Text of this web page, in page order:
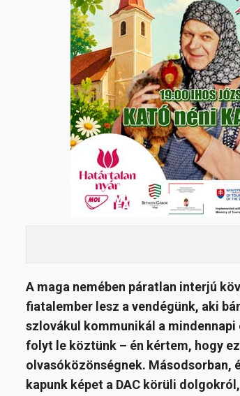
A maga nemében páratlan interjú
fiatalember lesz a vendégünk, aki
szlovákul kommunikál a mindennapi
folyt le köztünk – én kértem, hogy
olvasóközönségnek. Másodsorban,
kapunk képet a DAC körüli